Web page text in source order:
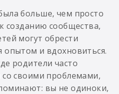
больше, чем просто
созданию сообщества,
могут обрести
опытом и вдохновиться.
родители часто
своими проблемами,
вы не одиноки,